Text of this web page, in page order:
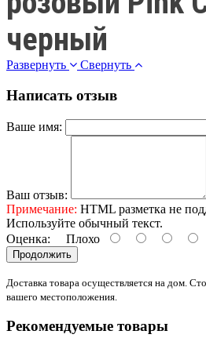
черный
Развернуть Свернуть
Написать отзыв
Ваше имя:
Ваш отзыв:
Примечание: HTML разметка не
Используйте обычный текст.
Оценка: Плохо
Продолжить
Доставка товара осуществляется на дом.
вашего местоположения.
Рекомендуемые товары